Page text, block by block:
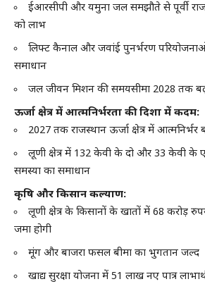
ईआरसीपी और यमुना जल समझौते से पूर्वी
को लाभ
लिफ्ट कैनाल और जवांई पुनर्भरण
समाधान
जल जीवन मिशन की समयसीमा 2028 तक
ऊर्जा क्षेत्र में आत्मनिर्भरता की दिशा में कदम:
2027 तक राजस्थान ऊर्जा क्षेत्र में आत्मनिर्भर
लूणी क्षेत्र में 132 केवी के दो और 33 केवी
समस्या का समाधान
कृषि और किसान कल्याण:
लूणी क्षेत्र के किसानों के खातों में 68 करोड़
जमा होगी
मूंग और बाजरा फसल बीमा का भुगतान जल्द
खाद्य सुरक्षा योजना में 51 लाख नए पात्र